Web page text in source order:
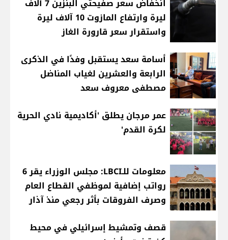
انخفاض سعر صفيحتي البنزين 7 آلاف
ليرة وارتفاع المازوت 10 آلاف ليرة
واستقرار سعر قارورة الغاز
أسامة سعد يستقبل وفدًا في الذكرى
الرابعة والعشرين لغياب المناضل
مصطفى معروف سعد
عمر مرجان يطلق 'أكاديمية نادي الحرية
لكرة القدم'
معلومات للـLBCI: مجلس الوزراء يقر 6
رواتب إضافية لموظفي القطاع العام
وصرف الفروقات بأثر رجعي منذ آذار
قصف وتمشيط إسرائيلي في محيط